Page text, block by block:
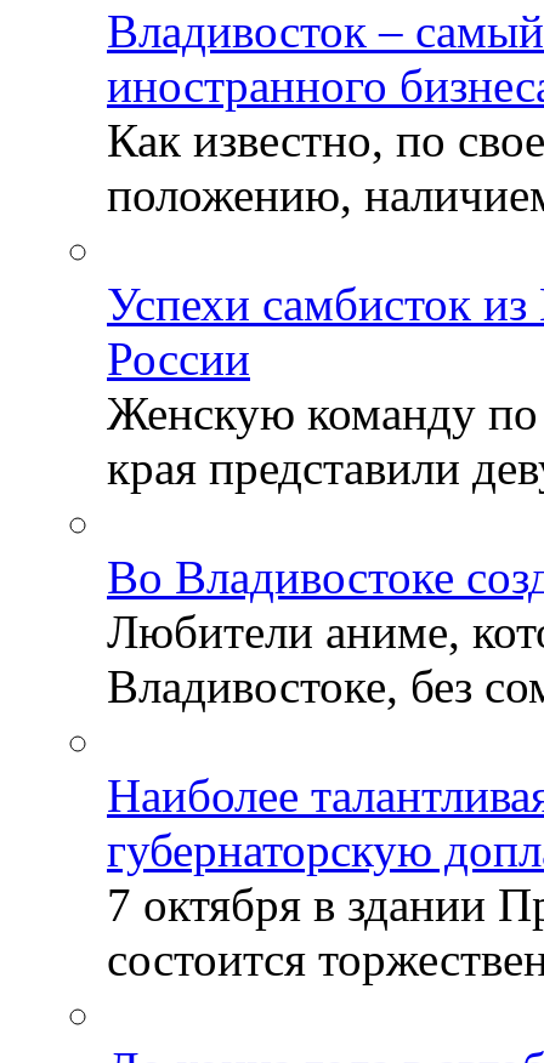
Владивосток –
иностранного
Как известно, по
положению,
Успехи самбисток
России
Женскую команду
края представили
Во Владивостоке
Любители аниме,
Владивостоке, без
Наиболее
губернаторскую
7 октября в здании
состоится